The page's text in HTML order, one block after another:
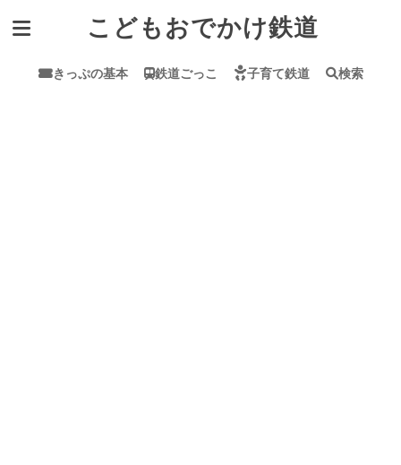
こどもおでかけ鉄道
きっぷの基本 鉄道ごっこ 子育て鉄道 検索